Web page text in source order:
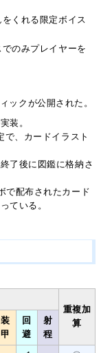
くれる限定ボイス
のみプレイヤーを
ックが公開された。
装。
で、カードイラスト
了後に図鑑に格納さ
で配布されたカード
ている。
重複加
算
装
甲
回
避
射
程